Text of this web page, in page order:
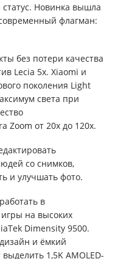
Новинка вышла
флагман:
без потери качества
Lecia 5x. Xiaomi и
поколения Light
света при
Zoom от 20x до 120x.
со снимков,
и улучшать фото.
в
на высоких
Dimensity 9500.
и ёмкий
1,5K AMOLED-